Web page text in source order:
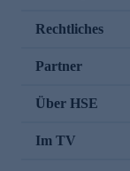
Rechtliches
Partner
Über HSE
Im TV